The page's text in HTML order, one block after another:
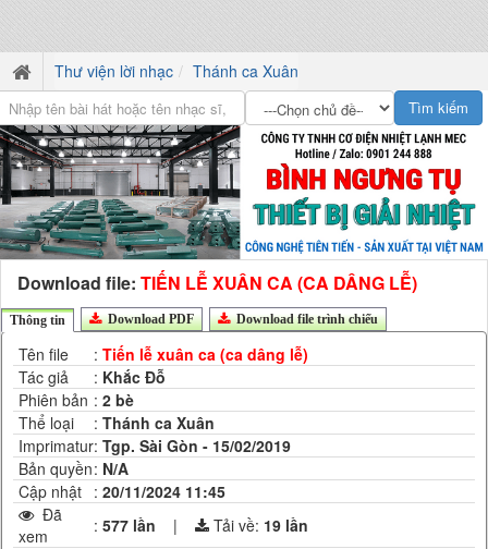
Thư viện lời nhạc Thánh ca Xuân
Download file: TIẾN LỄ XUÂN CA (CA DÂNG LỄ)
Thông tin Download PDF Download file trình chiếu
Tên file : Tiến lễ xuân ca (ca dâng lễ)
Tác giả
: Khắc Đỗ
Phiên bản : 2 bè
Thể loại
: Thánh ca Xuân
Imprimatur: Tgp. Sài Gòn - 15/02/2019
Bản quyền: N/A
Cập nhật : 20/11/2024 11:45
Đã
xem
: 577 lần | Tải về: 19 lần